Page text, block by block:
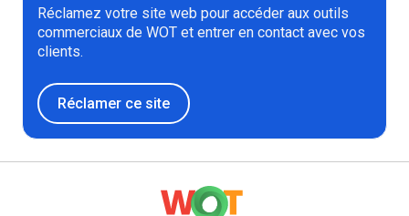
Réclamez votre site web pour accéder aux outils
commerciaux de WOT et entrer en contact avec vos
clients.
Réclamer ce site